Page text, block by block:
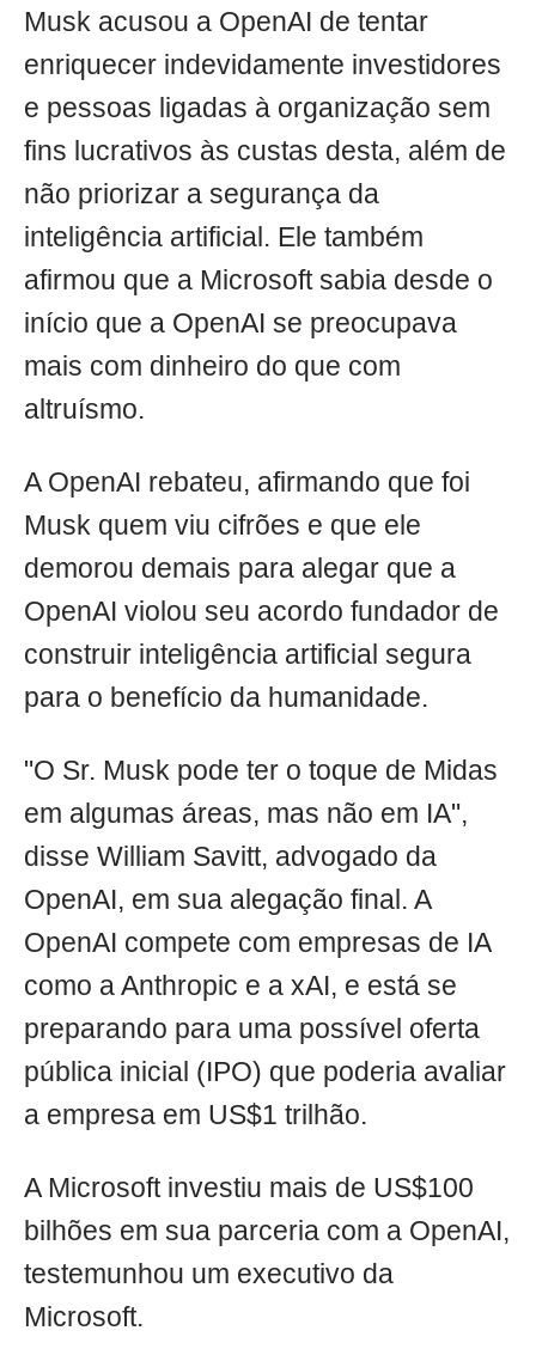
Musk acusou a OpenAI de tentar
enriquecer indevidamente investidores
e pessoas ligadas à organização sem
fins lucrativos às custas desta, além de
não priorizar a segurança da
inteligência artificial. Ele também
afirmou que a Microsoft sabia desde o
início que a OpenAI se preocupava
mais com dinheiro do que com
altruísmo.
A OpenAI rebateu, afirmando que foi
Musk quem viu cifrões e que ele
demorou demais para alegar que a
OpenAI violou seu acordo fundador de
construir inteligência artificial segura
para o benefício da humanidade.
"O Sr. Musk pode ter o toque de Midas
em algumas áreas, mas não em IA",
disse William Savitt, advogado da
OpenAI, em sua alegação final. A
OpenAI compete com empresas de IA
como a Anthropic e a xAI, e está se
preparando para uma possível oferta
pública inicial (IPO) que poderia avaliar
a empresa em US$1 trilhão.
A Microsoft investiu mais de US$100
bilhões em sua parceria com a OpenAI,
testemunhou um executivo da
Microsoft.